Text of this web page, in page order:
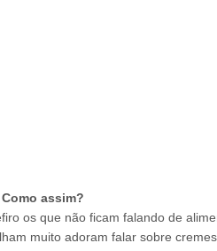
Como assim?
os que não ficam falando de
muito adoram falar sobre